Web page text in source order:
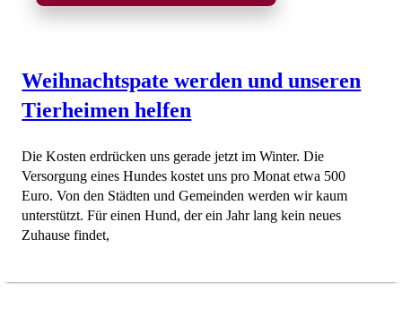
Weihnachtspate werden und unseren
Tierheimen helfen
Die Kosten erdrücken uns gerade jetzt im Winter. Die
Versorgung eines Hundes kostet uns pro Monat etwa 500
Euro. Von den Städten und Gemeinden werden wir kaum
unterstützt. Für einen Hund, der ein Jahr lang kein neues
Zuhause findet,